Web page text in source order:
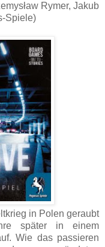
Rymer, Jakub
Spiele)
in Polen geraubt
später in einem
Wie das passieren